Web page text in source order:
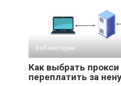
Веб-мастерам
Как выбрать прокси
переплатить за